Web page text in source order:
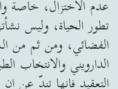
عدم الاختزال، خاصة
تطور الحياة، وليس
الفضائي، ومن ثم من
الدارويني والانتخاب
التعقيد فإنها تندّ عن